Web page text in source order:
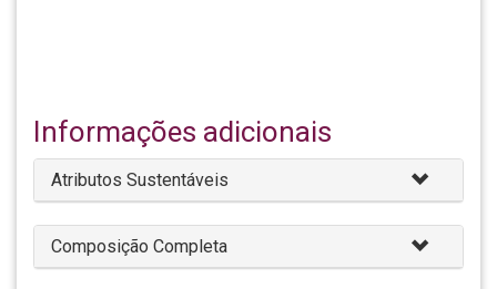
Informações adicionais
Atributos Sustentáveis
Composição Completa